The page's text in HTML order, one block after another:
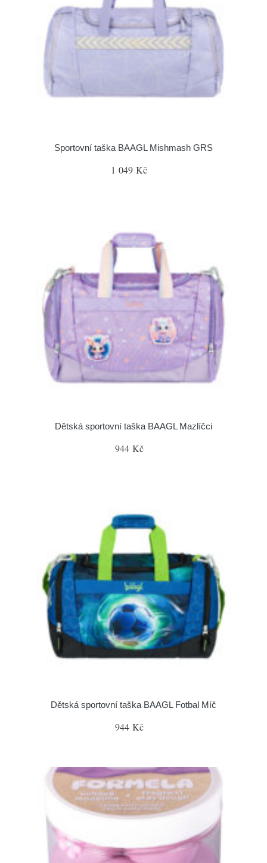
Sportovní taška BAAGL Mishmash GRS
1 049 Kč
Dětská sportovní taška BAAGL Mazlíčci
944 Kč
Dětská sportovní taška BAAGL Fotbal Míč
944 Kč